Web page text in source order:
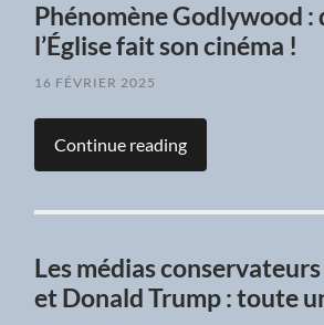
Phénomène Godlywood :
l’Église fait son cinéma !
16 FÉVRIER 2025
Continue reading
Les médias
et Donald Trump : toute